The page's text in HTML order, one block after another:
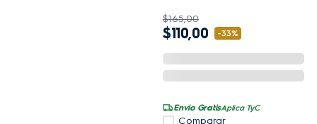
$165,00
$110,00 -33%
Envío GratisAplica TyC
Comparar